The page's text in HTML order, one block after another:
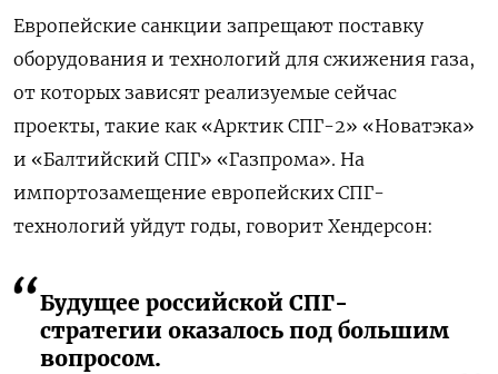
Европейские санкции запрещают поставку
оборудования и технологий для сжижения газа,
от которых зависят реализуемые сейчас
проекты, такие как «Арктик СПГ-2» «Новатэка»
и «Балтийский СПГ» «Газпрома». На
импортозамещение европейских СПГ-
технологий уйдут годы, говорит Хендерсон:
Будущее российской СПГ-
стратегии оказалось под большим
вопросом.